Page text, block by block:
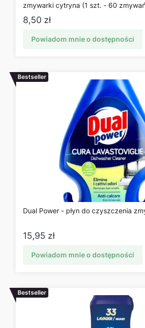
zmywarki cytryna (1 szt. - 60
Cena
8,50 zł
Powiadom mnie o dostępności
Bestseller
Dual Power - płyn do czyszczenia
Cena
15,95 zł
Powiadom mnie o dostępności
Bestseller